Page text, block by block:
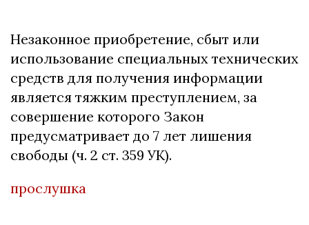
Незаконное приобретение, сбыт или
использование специальных технических
средств для получения информации
является тяжким преступлением, за
совершение которого Закон
предусматривает до 7 лет лишения
свободы (ч. 2 ст. 359 УК).
прослушка